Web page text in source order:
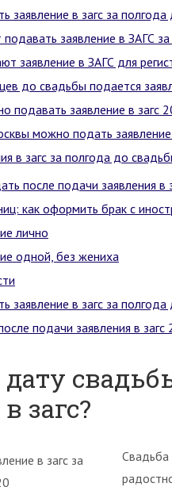
заявление в загс за
подавать заявление в ЗАГС
заявление в ЗАГС для
до свадьбы подается
подавать заявление в загс
можно подать
в загс за полгода до
после подачи заявления в
как оформить брак с
лично
одной, без жениха
заявление в загс за
подачи заявления в
загс?
Свадьба